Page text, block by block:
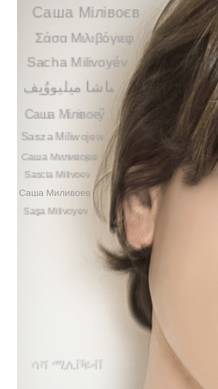
Саша Мілівоєв
Σάσα Μιλιβόγιεφ
Sacha Milivoyév
ساشا میلیووُیِف
Саша Мілівоеў
Sasza Miliwojew
Саша Миливојев
Sascia Milivoev
Саша Миливоев
Saşa Milivoyev
ሳሻ ሚሊቮዬቭ